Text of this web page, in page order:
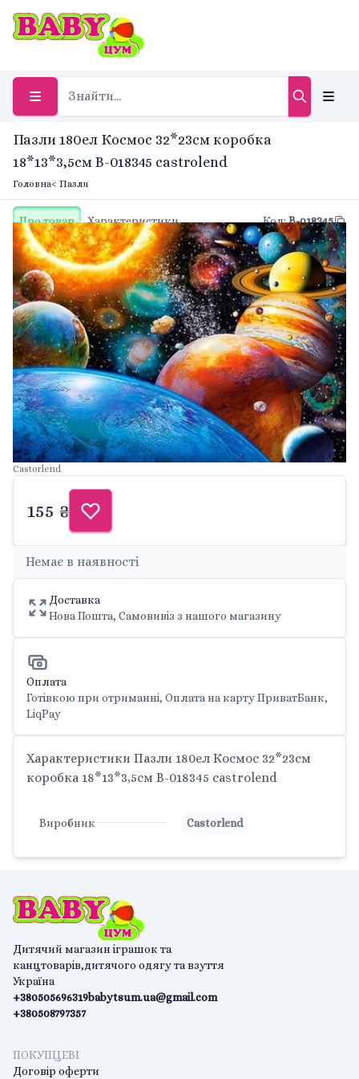
Пазли 180ел Космос 32*23см коробка
18*13*3,5см B-018345 castrolend
Головна< Пазли
Про товар Характеристики Код:B-018345
Castorlend
155 ₴
Немає в наявності
Доставка
Нова Пошта, Самовивіз з нашого магазину
Оплата
Готівкою при отриманні, Оплата на карту ПриватБанк,
LiqPay
Характеристики Пазли 180ел Космос 32*23см
коробка 18*13*3,5см B-018345 castrolend
Виробник Castorlend
Дитячий магазин іграшок та
канцтоварів,дитячого одягу та взуття
Україна
+380505696319
+380508797357
babytsum.ua@gmail.com
ПОКУПЦЕВІ
Договір оферти